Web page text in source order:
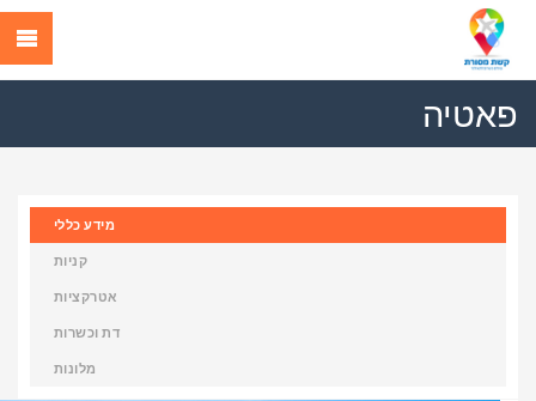
פאטיה
מידע כללי
קניות
אטרקציות
דת וכשרות
מלונות